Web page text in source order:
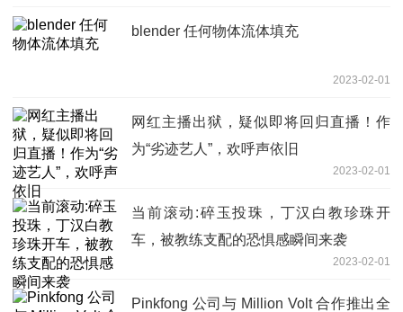
blender 任何物体流体填充
2023-02-01
网红主播出狱，疑似即将回归直播！作
为“劣迹艺人”，欢呼声依旧
2023-02-01
当前滚动:碎玉投珠，丁汉白教珍珠开
车，被教练支配的恐惧感瞬间来袭
2023-02-01
Pinkfong 公司与 Million Volt 合作推出全